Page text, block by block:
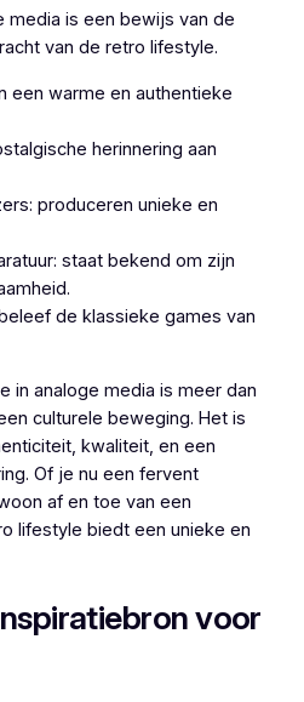
media is een bewijs van de
van de retro lifestyle.
een warme en authentieke
herinnering aan
produceren unieke en
staat bekend om zijn
de klassieke games van
in analoge media is meer dan
culturele beweging. Het is
kwaliteit, en een
Of je nu een fervent
af en toe van een
lifestyle biedt een unieke en
voor